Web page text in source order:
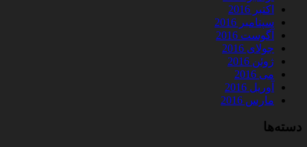
اکتبر 2016
سپتامبر 2016
آگوست 2016
جولای 2016
ژوئن 2016
می 2016
آوریل 2016
مارس 2016
دسته‌ها